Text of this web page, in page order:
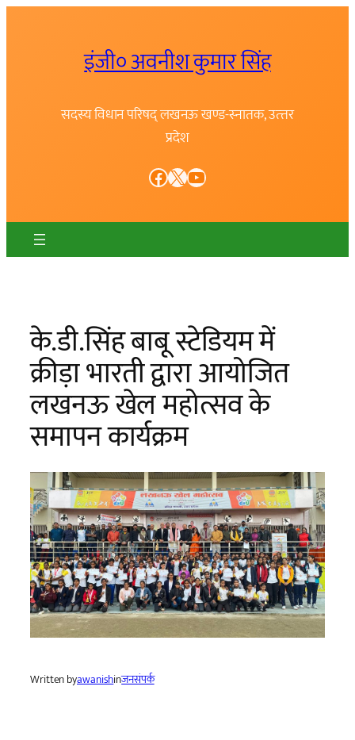
इंजी० अवनीश कुमार सिंह
सदस्य विधान परिषद् लखनऊ खण्ड-स्नातक, उत्त्तर
प्रदेश
Facebook X YouTube
के.डी.सिंह बाबू स्टेडियम में
क्रीड़ा भारती द्वारा आयोजित
लखनऊ खेल महोत्सव के
समापन कार्यक्रम
Written byawanishinजनसंपर्क